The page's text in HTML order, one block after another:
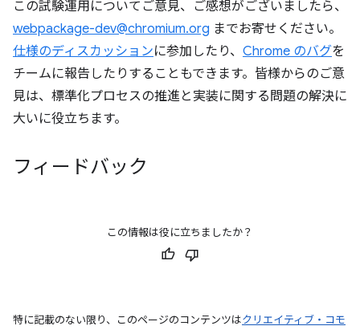
この試験運用についてご意見、ご感想がございましたら、
webpackage-dev@chromium.org までお寄せください。
仕様のディスカッションに参加したり、 Chrome のバグを
チームに報告したりすることもできます。皆様からのご意
見は、標準化プロセスの推進と実装に関する問題の解決に
大いに役立ちます。
フィードバック
この情報は役に立ちましたか？
特に記載のない限り、このページのコンテンツはクリエイティブ・コモ